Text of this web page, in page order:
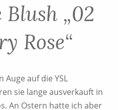
Blush „02
Rose“
Auge auf die YSL
sie lange ausverkauft in
An Ostern hatte ich aber